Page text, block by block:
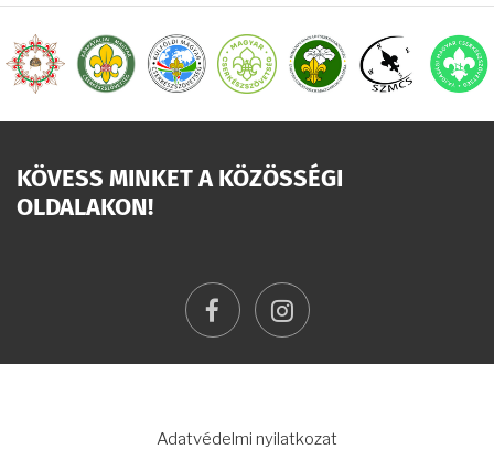
KÖVESS MINKET A KÖZÖSSÉGI
OLDALAKON!
facebookinstagram
Adatvédelmi nyilatkozat